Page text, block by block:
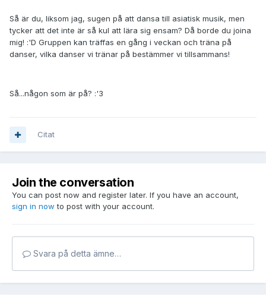
Så är du, liksom jag, sugen på att dansa till asiatisk musik, men
tycker att det inte är så kul att lära sig ensam? Då borde du joina
mig! :'D Gruppen kan träffas en gång i veckan och träna på
danser, vilka danser vi tränar på bestämmer vi tillsammans!
Så...någon som är på? :'3
Citat
Join the conversation
You can post now and register later. If you have an account,
sign in now to post with your account.
Svara på detta ämne…